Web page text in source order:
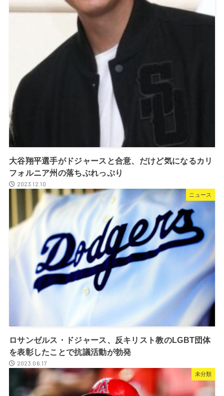
大谷翔平選手がドジャースと合意、だけど気になるカリ
フォルニア州の落ちぶれっぷり
2023.12.10
ニュース
ロサンゼルス・ドジャース、反キリスト教のLGBT団体
を表彰したことで抗議活動が勃発
2023.06.17
未分類